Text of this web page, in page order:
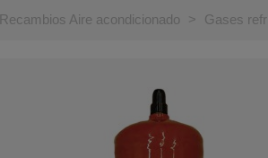
Recambios Aire acondicionado > Gases